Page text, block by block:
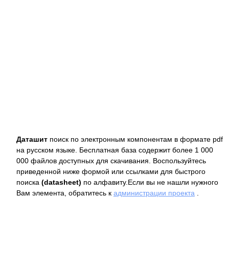
Даташит поиск по электронным компонентам в формате pdf
на русском языке. Бесплатная база содержит более 1 000
000 файлов доступных для скачивания. Воспользуйтесь
приведенной ниже формой или ссылками для быстрого
поиска (datasheet) по алфавиту.Если вы не нашли нужного
Вам элемента, обратитесь к администрации проекта